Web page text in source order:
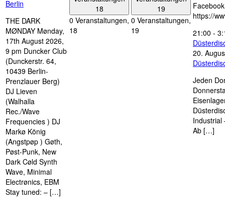
Berlin
THE DARK
MØNDAY Mønday,
17th August 2026,
9 pm Duncker Club
(Dunckerstr. 64,
10439 Berlin-
Prenzlauer Berg)
DJ Lieven
(Walhalla
Rec./Wave
Frequencies ) DJ
Markø König
(Angstpøp ) Gøth,
Pøst-Punk, New
Dark Cøld Synth
Wave, Minimal
Electrønics, EBM
Stay tuned: – […]
18
0 Veranstaltungen,
18
19
0 Veranstaltungen,
19
https://
21:00 -
20.
Jeden
Industrial
Ab […]